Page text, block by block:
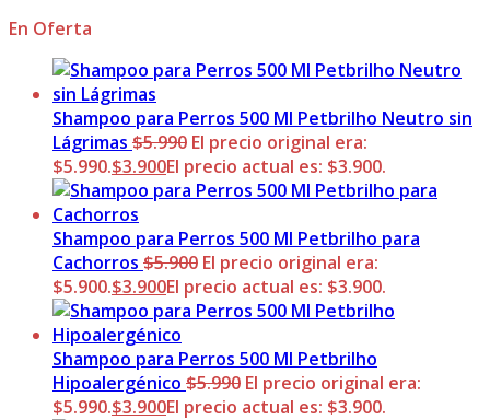
En Oferta
Shampoo para Perros 500 Ml Petbrilho Neutro sin
Lágrimas $5.990 El precio original era:
$5.990.$3.900El precio actual es: $3.900.
Shampoo para Perros 500 Ml Petbrilho para
Cachorros $5.900 El precio original era:
$5.900.$3.900El precio actual es: $3.900.
Shampoo para Perros 500 Ml Petbrilho
Hipoalergénico $5.990 El precio original era:
$5.990.$3.900El precio actual es: $3.900.